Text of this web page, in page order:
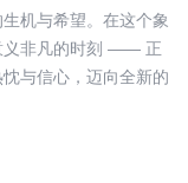
机与希望。在这个象
义非凡的时刻 —— 正
与信心，迈向全新的